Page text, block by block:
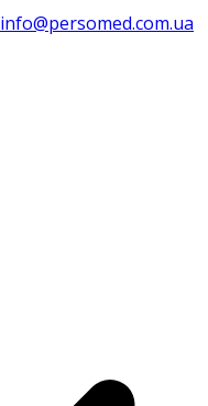
info@persomed.com.ua